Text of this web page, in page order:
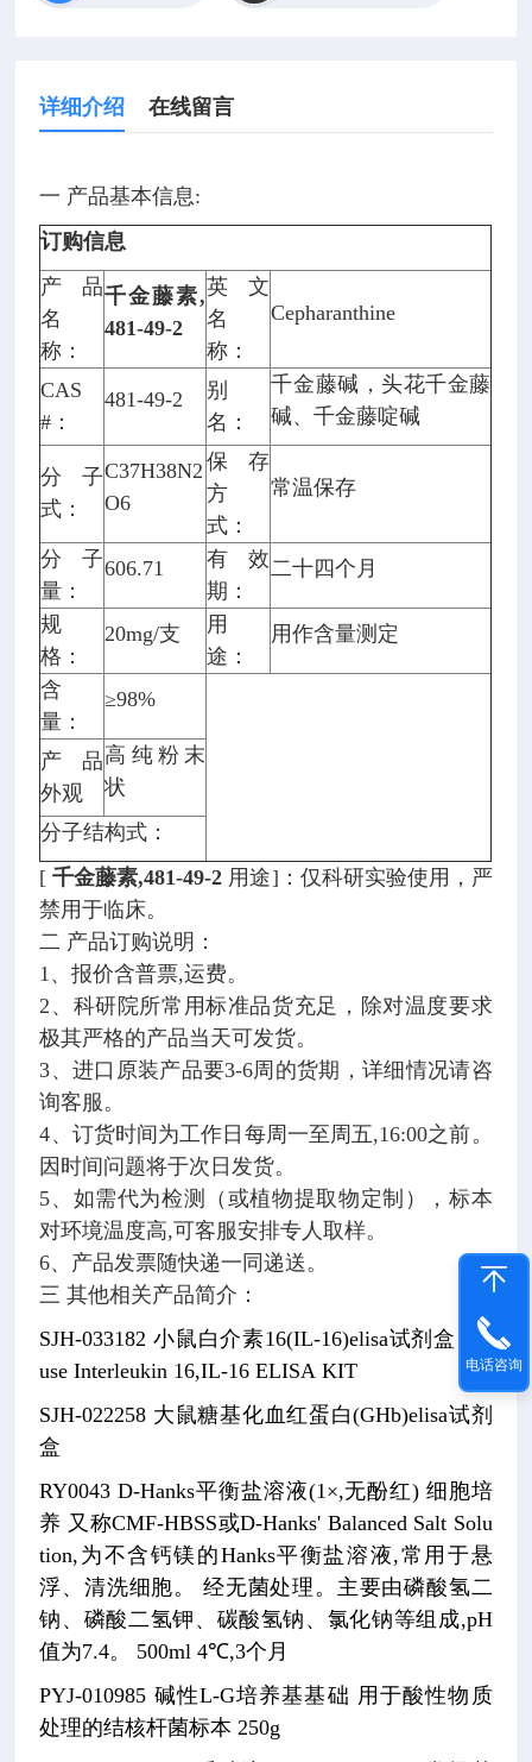
详细介绍 在线留言
一 产品基本信息:
订购信息
产品
名
称：
千金藤素,
481-49-2
英文
名
称：
Cepharanthine
CAS
#：
481-49-2
别
名：
千金藤碱，头花千金藤
碱、千金藤啶碱
分子
式：
C37H38N2
O6
保存
方
式：
常温保存
分子
量：
606.71
有效
期：
二十四个月
规
格：
20mg/支
用
途：
用作含量测定
含
量：
≥98%
产品
外观
高纯粉末
状
分子结构式：
[千金藤素,481-49-2 用途]：仅科研实验使用，严
禁用于临床。
二 产品订购说明：
1、报价含普票,运费。
2、科研院所常用标准品货充足，除对温度要求
极其严格的产品当天可发货。
3、进口原装产品要3-6周的货期，详细情况请咨
询客服。
4、订货时间为工作日每周一至周五,16:00之前。
因时间问题将于次日发货。
5、如需代为检测（或植物提取物定制），标本
对环境温度高,可客服安排专人取样。
6、产品发票随快递一同递送。
三 其他相关产品简介：
SJH-033182 小鼠白介素16(IL-16)elisa试剂盒
Mo
use Interleukin 16,IL-16 ELISA KIT
SJH-022258 大鼠糖基化血红蛋白(GHb)elisa试剂
盒
RY0043 D-Hanks平衡盐溶液(1×,无酚红) 细胞培
养 又称CMF-HBSS或D-Hanks' Balanced Salt Solu
tion,为不含钙镁的Hanks平衡盐溶液,常用于悬
浮、清洗细胞。
经无菌处理。主要由磷酸氢二
钠、磷酸二氢钾、碳酸氢钠、氯化钠等组成,pH
值为7.4。
500ml 4℃,3个月
PYJ-010985 碱性L-G培养基基础 用于酸性物质
处理的结核杆菌标本 250g
电话咨询